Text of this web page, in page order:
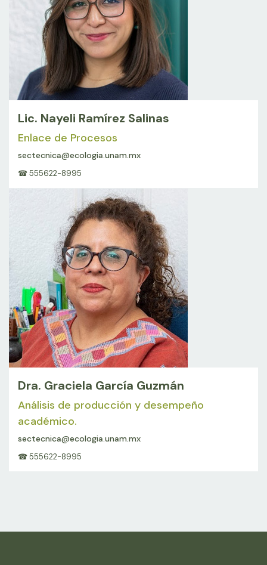
Lic. Nayeli Ramírez Salinas
Enlace de Procesos
sectecnica@ecologia.unam.mx
☎ 555622-8995
Dra. Graciela García Guzmán
Análisis de producción y desempeño
académico.
sectecnica@ecologia.unam.mx
☎ 555622-8995